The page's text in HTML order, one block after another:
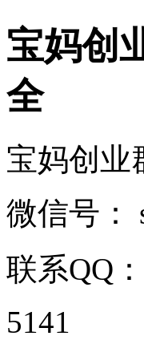
宝妈创
全
宝妈创业
微信号：
联系QQ：
5141